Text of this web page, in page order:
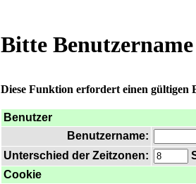
Bitte
Diese Funktion erfordert einen gültigen
Benutzer
Benutzername:
Unterschied der Zeitzonen:
Cookie